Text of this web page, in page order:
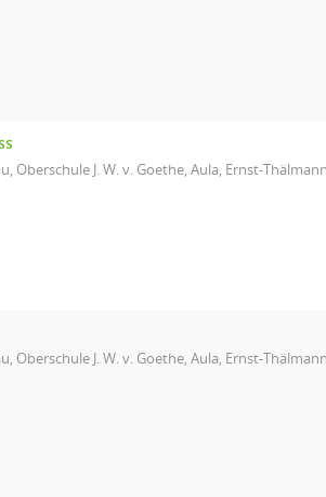
Oberschule J. W. v. Goethe, Aula, Ernst-
Oberschule J. W. v. Goethe, Aula, Ernst-